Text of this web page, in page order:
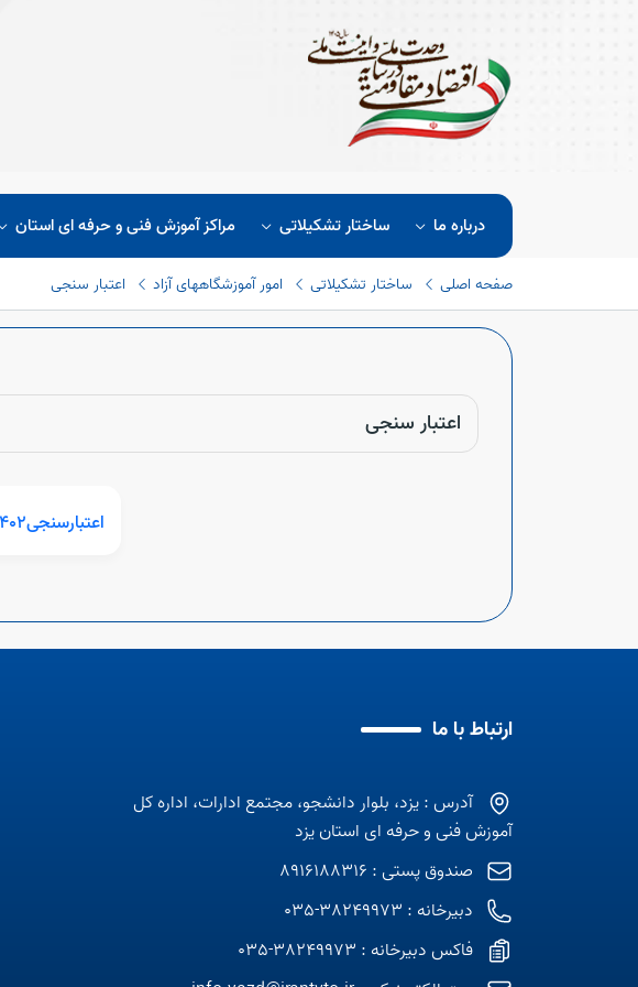
درباره ما ساختار تشکیلاتی مراکز آموزش فنی و حرفه ای استان
صفحه اصلی ساختار تشکیلاتی امور آموزشگاههای آزاد اعتبار سنجی
اعتبار سنجی
اعتبارسنجی1402
ارتباط با ما
آدرس : یزد، بلوار دانشجو، مجتمع ادارات، اداره کل
آموزش فنی و حرفه ای استان یزد
صندوق پستی : 8916188316
دبیرخانه : 38249973-035
فاکس دبیرخانه : 38249973-035